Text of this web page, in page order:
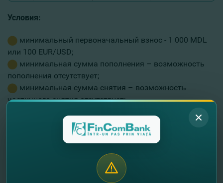
Условия:
минимальный первоначальный взнос - 1 000 MDL
или 100 EUR/USD;
минимальная сумма пополнения – возможность
пополнения отсутствует;
минимальная сумма снятия – возможность
частичного снятия отсутствует;
Клиента, до истечения его срока, Банк освобождается
от обязанности выплаты процентов и удерживает из